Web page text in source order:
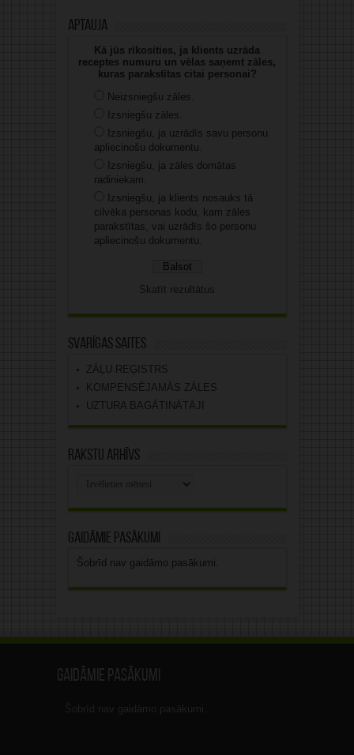
Aptauja
Kā jūs rīkosities, ja klients uzrāda
receptes numuru un vēlas saņemt zāles,
kuras parakstītas citai personai?
Neizsniegšu zāles.
Izsniegšu zāles.
Izsniegšu, ja uzrādīs savu personu
apliecinošu dokumentu.
Izsniegšu, ja zāles domātas
radiniekam.
Izsniegšu, ja klients nosauks tā
cilvēka personas kodu, kam zāles
parakstītas, vai uzrādīs šo personu
apliecinošu dokumentu.
Skatīt rezultātus
Svarīgas saites
ZĀĻU REĢISTRS
KOMPENSĒJAMĀS ZĀLES
UZTURA BAGĀTINĀTĀJI
Rakstu arhīvs
Gaidāmie pasākumi
Šobrīd nav gaidāmo pasākumi.
Gaidāmie pasākumi
Šobrīd nav gaidāmo pasākumi.